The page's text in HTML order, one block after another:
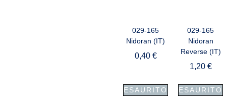
029-165
Nidoran (IT)
0,40 €
ESAURITO
029-165
Nidoran
Reverse (IT)
1,20 €
ESAURITO